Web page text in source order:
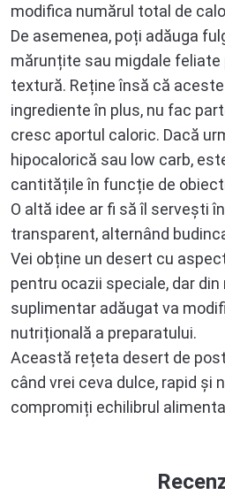
modifica numărul total de
De asemenea, poți adăuga
mărunțite sau migdale feliate
textură. Reține însă că
ingrediente în plus, nu fac
cresc aportul caloric. Dacă
hipocalorică sau low carb,
cantitățile în funcție de
O altă idee ar fi să îl servești
transparent, alternând
Vei obține un desert cu
pentru ocazii speciale, dar
suplimentar adăugat va
nutrițională a preparatului.
Această rețeta desert de
când vrei ceva dulce, rapid și
compromiți echilibrul